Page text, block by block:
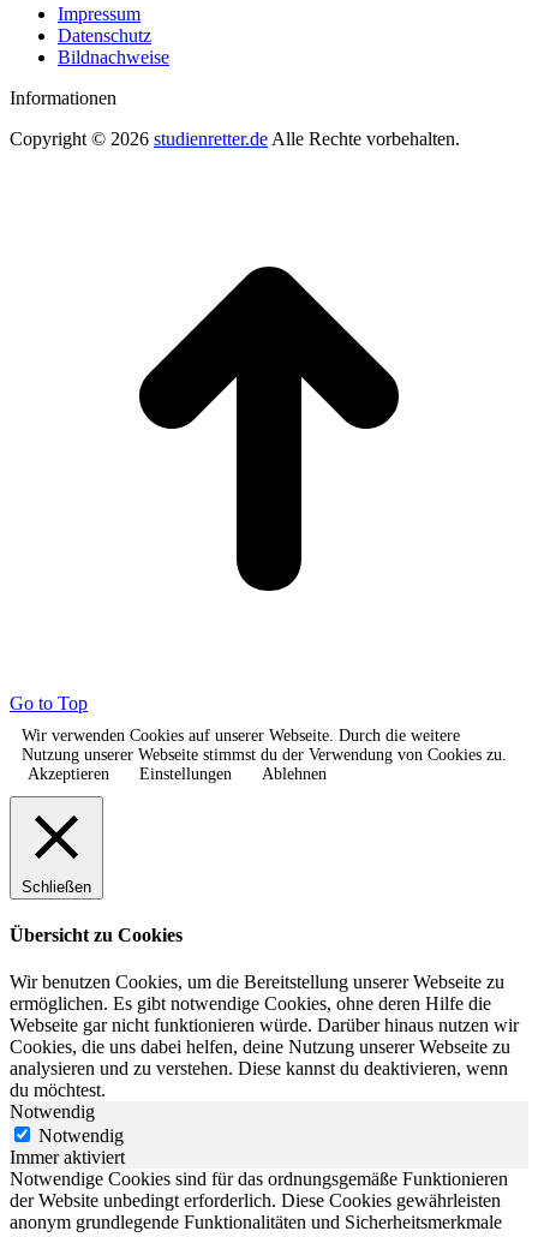
Impressum
Datenschutz
Bildnachweise
Informationen
Copyright © 2026 studienretter.de Alle Rechte vorbehalten.
Go to Top
Wir verwenden Cookies auf unserer Webseite. Durch die weitere
Nutzung unserer Webseite stimmst du der Verwendung von Cookies zu.
Akzeptieren
Einstellungen Ablehnen
Schließen
Übersicht zu Cookies
Wir benutzen Cookies, um die Bereitstellung unserer Webseite zu
ermöglichen. Es gibt notwendige Cookies, ohne deren Hilfe die
Webseite gar nicht funktionieren würde. Darüber hinaus nutzen wir
Cookies, die uns dabei helfen, deine Nutzung unserer Webseite zu
analysieren und zu verstehen. Diese kannst du deaktivieren, wenn
du möchtest.
Notwendig
Notwendig
Immer aktiviert
Notwendige Cookies sind für das ordnungsgemäße Funktionieren
der Website unbedingt erforderlich. Diese Cookies gewährleisten
anonym grundlegende Funktionalitäten und Sicherheitsmerkmale